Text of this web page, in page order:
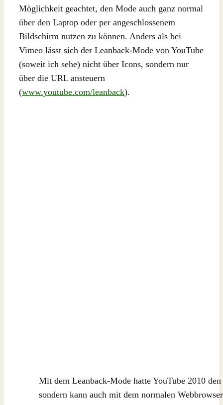
Möglichkeit geachtet, den Mode auch ganz normal
über den Laptop oder per angeschlossenem
Bildschirm nutzen zu können. Anders als bei
Vimeo lässt sich der Leanback-Mode von YouTube
(soweit ich sehe) nicht über Icons, sondern nur
über die URL ansteuern
(www.youtube.com/leanback).
Mit dem Leanback-Mode hatte YouTube 2010
sondern kann auch mit dem normalen